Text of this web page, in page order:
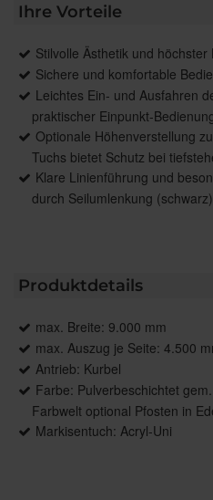
Ihre Vorteile
Stilvolle Ästhetik und höchster
Sichere und komfortable
Leichtes Ein- und Ausfahren
praktischer Einpunkt-
Optionale Höhenverstellung
Tuchs bietet Schutz bei
Klare Linienführung und
durch Seilumlenkung (schwarz)
Produktdetails
max. Breite: 9.000 mm
max. Auszug je Seite: 4.500
Antrieb: Kurbel
Farbe: Pulverbeschichtet
Farbwelt optional Pfosten in
Markisentuch: Acryl-Uni